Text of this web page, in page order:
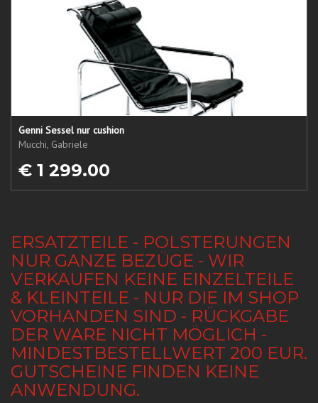
Genni Sessel nur cushion
Mucchi, Gabriele
€ 1 299.00
ERSATZTEILE - POLSTERUNGEN
NUR GANZE BEZÜGE - WIR
VERKAUFEN KEINE EINZELTEILE
& KLEINTEILE - NUR DIE IM SHOP
VORHANDEN SIND - RÜCKGABE
DER WARE NICHT MÖGLICH -
MINDESTBESTELLWERT 200 EUR.
GUTSCHEINE FINDEN KEINE
ANWENDUNG.